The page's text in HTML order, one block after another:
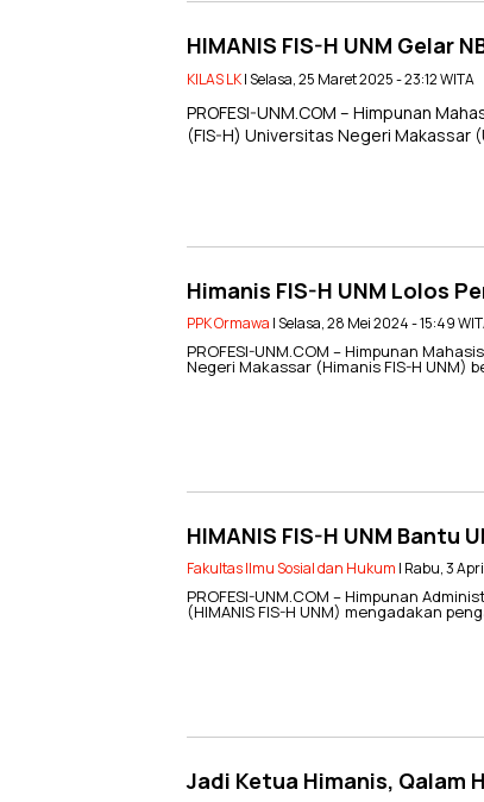
HIMANIS FIS-H UNM Gelar
KILAS LK| Selasa, 25 Maret 2025 - 23:12 WITA
PROFESI-UNM.COM – Himpunan
(FIS-H) Universitas Negeri Makassar
Himanis FIS-H UNM Lolos
PPK Ormawa | Selasa, 28 Mei 2024 - 15:49
PROFESI-UNM.COM – Himpunan
Negeri Makassar (Himanis FIS-H UNM)
HIMANIS FIS-H UNM Bantu
Fakultas Ilmu Sosial dan Hukum | Rabu, 3
PROFESI-UNM.COM – Himpunan
(HIMANIS FIS-H UNM) mengadakan
Jadi Ketua Himanis, Qalam